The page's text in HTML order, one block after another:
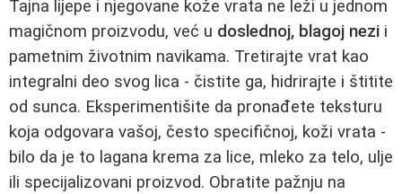
Tajna lijepe i njegovane kože vrata ne leži u jednom
magičnom proizvodu, već u doslednoj, blagoj nezi i
pametnim životnim navikama. Tretirajte vrat kao
integralni deo svog lica - čistite ga, hidrirajte i štitite
od sunca. Eksperimentišite da pronađete teksturu
koja odgovara vašoj, često specifičnoj, koži vrata -
bilo da je to lagana krema za lice, mleko za telo, ulje
ili specijalizovani proizvod. Obratite pažnju na